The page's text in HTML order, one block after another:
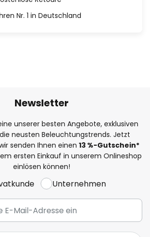
Nr. 1 in Deutschland
Newsletter
unserer besten Angebote, exklusiven
neusten Beleuchtungstrends. Jetzt
senden Ihnen einen 13 %-Gutschein*
ersten Einkauf in unserem Onlineshop
einlösen können!
Unternehmen